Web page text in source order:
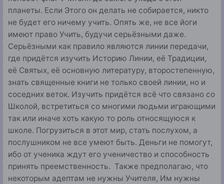
планеты. Если Этого он делать не собирается, никто
не будет его ничему учить. Опять же, не все йоги
имеют право Учить, будучи серьёзными даже.
Серьёзными как правило являются линии передачи,
где придётся изучить Историю Линии, её Традиции,
её Святых, её основную литературу, второстепенную,
знать священные книги не только своей линии, но и
соседних веток. Изучить придётся всё что связано со
Школой, встретиться со многими людьми играющими
так или иначе хоть какую то роль относящуюся к
школе. Погрузиться в этот мир, стать послухом, а
послушником не все умеют быть. Деньги не помогут,
ибо от ученика ждут его ученичество и способность
принять преемственность. Также предполагаю, что
некоторым адептам не нужны Учителя, Им нужны